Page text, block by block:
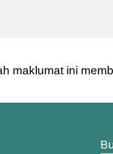
maklumat ini